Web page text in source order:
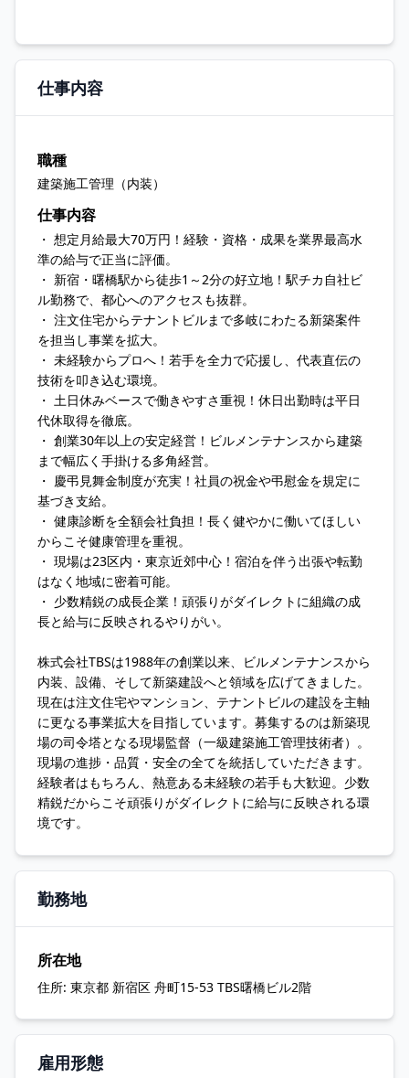
仕事内容
職種
建築施工管理（内装）
仕事内容
・ 想定月給最大70万円！経験・資格・成果を業界最高水
準の給与で正当に評価。
・ 新宿・曙橋駅から徒歩1～2分の好立地！駅チカ自社ビ
ル勤務で、都心へのアクセスも抜群。
・ 注文住宅からテナントビルまで多岐にわたる新築案件
を担当し事業を拡大。
・ 未経験からプロへ！若手を全力で応援し、代表直伝の
技術を叩き込む環境。
・ 土日休みベースで働きやすさ重視！休日出勤時は平日
代休取得を徹底。
・ 創業30年以上の安定経営！ビルメンテナンスから建築
まで幅広く手掛ける多角経営。
・ 慶弔見舞金制度が充実！社員の祝金や弔慰金を規定に
基づき支給。
・ 健康診断を全額会社負担！長く健やかに働いてほしい
からこそ健康管理を重視。
・ 現場は23区内・東京近郊中心！宿泊を伴う出張や転勤
はなく地域に密着可能。
・ 少数精鋭の成長企業！頑張りがダイレクトに組織の成
長と給与に反映されるやりがい。
株式会社TBSは1988年の創業以来、ビルメンテナンスから
内装、設備、そして新築建設へと領域を広げてきました。
現在は注文住宅やマンション、テナントビルの建設を主軸
に更なる事業拡大を目指しています。募集するのは新築現
場の司令塔となる現場監督（一級建築施工管理技術者）。
現場の進捗・品質・安全の全てを統括していただきます。
経験者はもちろん、熱意ある未経験の若手も大歓迎。少数
精鋭だからこそ頑張りがダイレクトに給与に反映される環
境です。
勤務地
所在地
住所: 東京都 新宿区 舟町15-53 TBS曙橋ビル2階
雇用形態